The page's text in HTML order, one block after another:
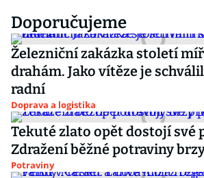
Doporučujeme
Železniční zakázka století
drahám. Jako vítěze je
radní
Doprava a logistika
Tekuté zlato opět dostojí své
Zdražení běžné potraviny
Potraviny